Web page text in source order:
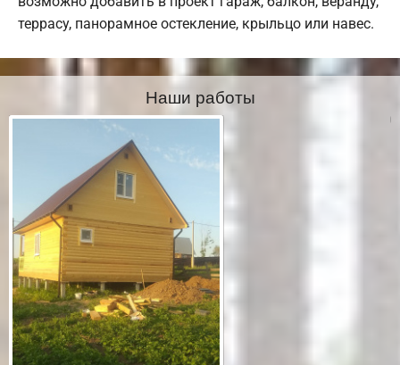
террасу, панорамное остекление, крыльцо или навес.
Наши работы